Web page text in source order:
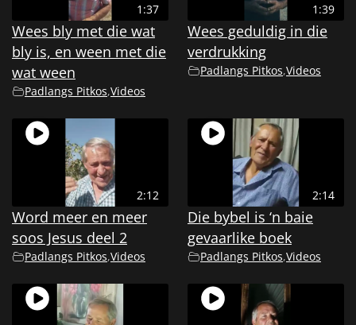
1:37
Wees bly met die wat
bly is, en ween met die
wat ween
Padlangs Pitkos,Videos
1:39
Wees geduldig in die
verdrukking
Padlangs Pitkos,Videos
2:12
Word meer en meer
soos Jesus deel 2
Padlangs Pitkos,Videos
2:14
Die bybel is ‘n baie
gevaarlike boek
Padlangs Pitkos,Videos